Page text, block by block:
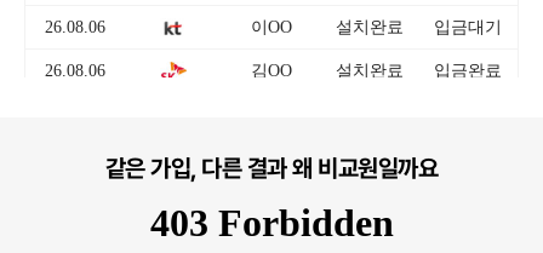
같은 가입, 다른 결과 왜 비교원일까요